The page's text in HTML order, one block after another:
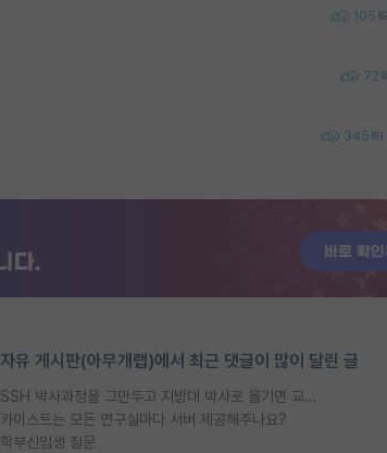
105
72
345
자유 게시판(아무개랩)에서 최근 댓글이 많이 달린 글
SSH 박사과정을 그만두고 지방대 박사로 옮기면 교수의 꿈은 끝일까요?
카이스트는 모든 연구실마다 서버 제공해주나요?
학부신입생 질문